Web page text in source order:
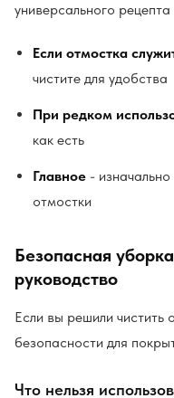
универсального рецепта
Если отмостка
чистите для удобства
При редком
как есть
Главное -
отмостки
Безопасная
руководство
Если вы решили чистить
безопасности для
Что нельзя